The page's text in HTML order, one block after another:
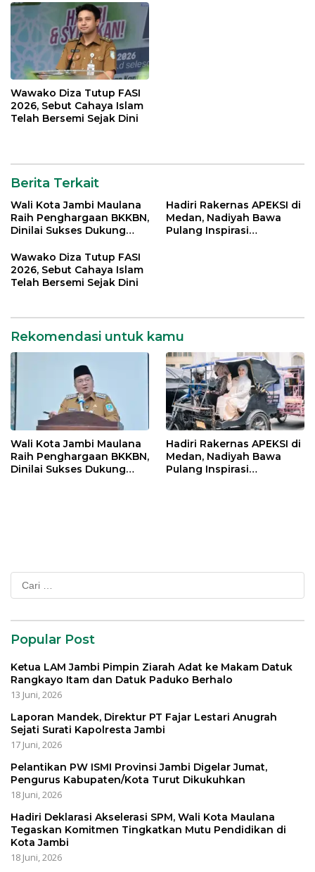
Wawako Diza Tutup FASI
2026, Sebut Cahaya Islam
Telah Bersemi Sejak Dini
Berita Terkait
Wali Kota Jambi Maulana
Raih Penghargaan BKKBN,
Dinilai Sukses Dukung
Rapor Anak
Hadiri Rakernas APEKSI di
Medan, Nadiyah Bawa
Pulang Inspirasi
Wawako Diza Tutup FASI
2026, Sebut Cahaya Islam
Telah Bersemi Sejak Dini
Rekomendasi untuk kamu
Wali Kota Jambi Maulana
Raih Penghargaan BKKBN,
Dinilai Sukses Dukung
Hadiri Rakernas APEKSI di
Medan, Nadiyah Bawa
Pulang Inspirasi
Popular Post
Ketua LAM Jambi Pimpin Ziarah Adat ke Makam Datuk
Rangkayo Itam dan Datuk Paduko Berhalo
13 Juni, 2026
Laporan Mandek, Direktur PT Fajar Lestari Anugrah
Sejati Surati Kapolresta Jambi
17 Juni, 2026
Pelantikan PW ISMI Provinsi Jambi Digelar Jumat,
Pengurus Kabupaten/Kota Turut Dikukuhkan
18 Juni, 2026
Hadiri Deklarasi Akselerasi SPM, Wali Kota Maulana
Tegaskan Komitmen Tingkatkan Mutu Pendidikan di
Kota Jambi
18 Juni, 2026